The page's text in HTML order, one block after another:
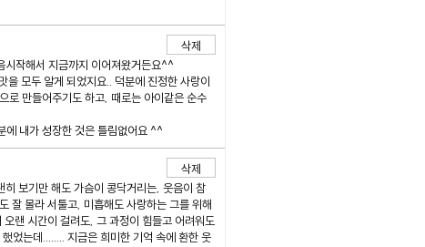
삭제
작해서 지금까지 이어져왔거든요^^
을 모두 알게 되었지요.. 덕분에 진정한 사랑이
로 만들어주기도 하고, 때로는 아이같은 순수
에 내가 성장한 것은 틀림없어요 ^^
삭제
보기만 해도 가슴이 콩닥거리는, 웃음이 참
잘 몰라 서툴고, 미흡해도 사랑하는 그를 위해
랜 시간이 걸려도, 그 과정이 힘들고 어려워도
었는데........ 지금은 희미한 기억 속에 환한 웃